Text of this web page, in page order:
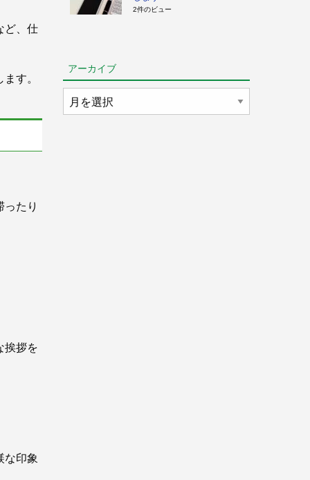
ど、仕
す。
たり
挨拶を
な印象
2件のビュー
アーカイブ
ー